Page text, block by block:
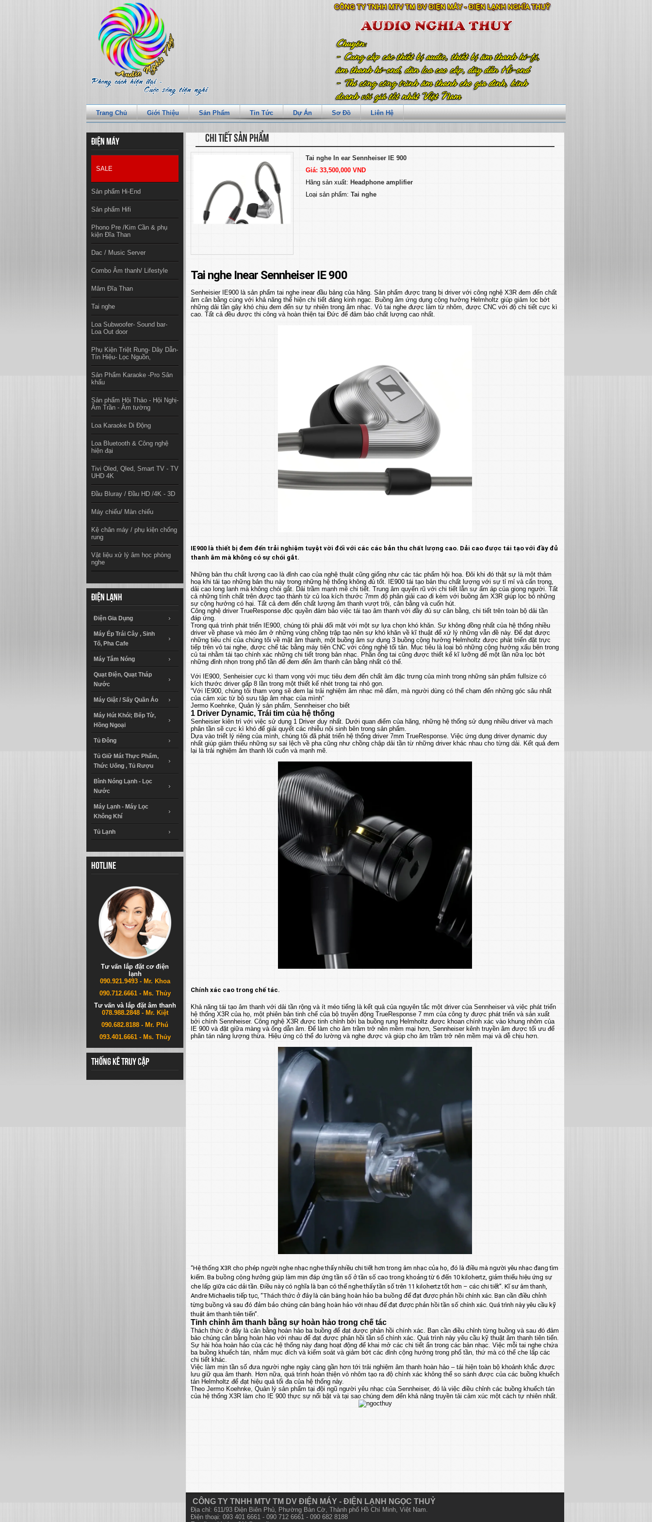
Trang Chủ Giới Thiệu Sản Phẩm Tin Tức Dự Án Sơ Đồ Liên Hệ
Điện máy
SALE
Sản phẩm Hi-End
Sản phẩm Hifi
Phono Pre /Kim Cần & phụ
kiện Đĩa Than
Dac / Music Server
Combo Âm thanh/ Lifestyle
Mâm Đĩa Than
Tai nghe
Loa Subwoofer- Sound bar-
Loa Out door
Phụ Kiện Triệt Rung- Dây Dẫn-
Tín Hiệu- Lọc Nguồn,
Sản Phẩm Karaoke -Pro Sân
khấu
Sản phẩm Hội Thảo - Hội Nghị-
Âm Trần - Âm tường
Loa Karaoke Di Động
Loa Bluetooth & Công nghệ
hiện đại
Tivi Oled, Qled, Smart TV - TV
UHD 4K
Đầu Bluray / Đầu HD /4K - 3D
Máy chiếu/ Màn chiếu
Kệ chân máy / phụ kiện chống
rung
Vật liệu xử lý âm học phòng
nghe
Điện lạnh
Điện Gia Dụng
Máy Ép Trái Cây , Sinh
Tố, Pha Cafe
Máy Tắm Nóng
Quạt Điện, Quạt Tháp
Nước
Máy Giặt / Sấy Quần Áo
Máy Hút Khói; Bếp Từ,
Hồng Ngoại
Tủ Đông
Tủ Giữ Mát Thực Phẩm,
Thức Uống , Tủ Rượu
Bình Nóng Lạnh - Lọc
Nước
Máy Lạnh - Máy Lọc
Không Khí
Tủ Lạnh
Hotline
Tư vấn lắp đặt cơ điện
lạnh
090.921.9493 - Mr. Khoa
090.712.6661 - Ms. Thủy
Tư vấn và lắp đặt âm thanh
078.988.2848 - Mr. Kiệt
090.682.8188 - Mr. Phú
093.401.6661 - Ms. Thủy
Thống kê truy cập
CHI TIẾT SẢN PHẨM
Tai nghe In ear Sennheiser IE 900
Giá: 33,500,000 VND
Hãng sản xuất: Headphone amplifier
Loại sản phẩm: Tai nghe
Tai nghe Inear Sennheiser IE 900
Senheisier IE900 là sản phẩm tai nghe inear đầu bảng của hãng. Sản phẩm được trang bị driver với công nghệ X3R đem đến chất
âm cân bằng cùng với khả năng thể hiện chi tiết đáng kinh ngạc. Buồng âm ứng dụng cộng hưởng Helmholtz giúp giảm lọc bớt
những dải tần gây khó chịu đem đến sự tự nhiên trong âm nhạc. Vỏ tai nghe được làm từ nhôm, được CNC với độ chi tiết cực kì
cao. Tất cả đều được thi công và hoàn thiện tại Đức để đảm bảo chất lượng cao nhất.
IE900 là thiết bị đem đến trải nghiệm tuyệt vời đối với các các bản thu chất lượng cao. Dải cao được tái tạo với đầy đủ
thanh âm mà không có sự chói gắt.
Những bản thu chất lượng cao là đỉnh cao của nghệ thuật cũng giống như các tác phẩm hội hoạ. Đôi khi đó thật sự là một thảm
hoạ khi tái tạo những bản thu này trong những hệ thống không đủ tốt. IE900 tái tạo bản thu chất lượng với sự tỉ mỉ và cẩn trọng,
dải cao long lanh mà không chói gắt. Dải trầm mạnh mẽ chi tiết. Trung âm quyến rũ với chi tiết lẫn sự ấm áp của giọng người. Tất
cả những tính chất trên được tạo thành từ củ loa kích thước 7mm độ phân giải cao đi kèm với buồng âm X3R giúp lọc bỏ những
sự cộng hưởng có hại. Tất cả đem đến chất lượng âm thanh vượt trôị, cân bằng và cuốn hút.
Công nghệ driver TrueResponse độc quyền đảm bảo việc tái tạo âm thanh với đầy đủ sự cân bằng, chi tiết trên toàn bộ dải tần
đáp ứng.
Trong quá trình phát triển IE900, chúng tôi phải đối mặt với một sự lựa chọn khó khăn. Sự không đồng nhất của hệ thống nhiều
driver về phase và méo âm ở những vùng chồng trập tạo nên sự khó khăn về kĩ thuật để xử lý những vẫn đề này. Để đạt được
những tiêu chí của chúng tôi về mặt âm thanh, một buồng âm sự dụng 3 buồng cộng hưởng Helmholtz được phát triển đặt trực
tiếp trên vỏ tai nghe, được chế tác bằng máy tiện CNC với công nghệ tối tân. Mục tiêu là loại bỏ những cộng hưởng xấu bên trong
củ tai nhằm tái tạo chính xác những chi tiết trong bản nhạc. Phần ống tai cũng được thiết kế kĩ lưỡng để một lần nữa lọc bớt
những đỉnh nhọn trong phổ tần để đem đến âm thanh cân bằng nhất có thể.
Với IE900, Senheisier cực kì tham vọng với mục tiêu đem đến chất âm đặc trưng của mình trong những sản phẩm fullsize có
kích thước driver gấp 8 lần trong một thiết kế nhét trong tai nhỏ gọn.
“Với IE900, chúng tôi tham vọng sẽ đem lại trải nghiệm âm nhạc mê đắm, mà người dùng có thể chạm đến những góc sâu nhất
của cảm xúc từ bộ sưu tập âm nhạc của mình“
Jermo Koehnke, Quản lý sản phẩm, Sennheiser cho biết
1 Driver Dynamic, Trái tim của hệ thống
Senheisier kiên trì với việc sử dụng 1 Driver duy nhất. Dưới quan điểm của hãng, những hệ thống sử dụng nhiều driver và mạch
phân tần sẽ cực kì khó để giải quyết các nhiễu nội sinh bên trong sản phẩm.
Dựa vào triết lý riêng của mình, chúng tôi đã phát triển hệ thống driver 7mm TrueResponse. Việc ứng dụng driver dynamic duy
nhất giúp giảm thiểu những sự sai lệch về pha cũng như chồng chập dải tần từ những driver khác nhau cho từng dải. Kết quả đem
lại là trải nghiệm âm thanh lôi cuốn và mạnh mẽ.
Chính xác cao trong chế tác.
Khả năng tái tạo âm thanh với dải tần rộng và ít méo tiếng là kết quả của nguyên tắc một driver của Sennheiser và việc phát triển
hệ thống X3R của họ, một phiên bản tinh chế của bộ truyền động TrueResponse 7 mm của công ty được phát triển và sản xuất
bởi chính Sennheiser. Công nghệ X3R được tinh chỉnh bởi ba buồng rung Helmholtz được khoan chính xác vào khung nhôm của
IE 900 và đặt giữa màng và ống dẫn âm. Để làm cho âm trầm trở nên mềm mại hơn, Sennheiser kênh truyền âm được tối ưu để
phân tán năng lượng thừa. Hiệu ứng có thể đo lường và nghe được và giúp cho âm trầm trở nên mềm mại và dễ chịu hơn.
“Hệ thống X3R cho phép người nghe nhạc nghe thấy nhiều chi tiết hơn trong âm nhạc của họ, đó là điều mà người yêu nhạc đang tìm
kiếm. Ba buồng cộng hưởng giúp làm mịn đáp ứng tần số ở tần số cao trong khoảng từ 6 đến 10 kilohertz, giảm thiểu hiệu ứng sự
che lấp giữa các dải tần. Điều này có nghĩa là bạn có thể nghe thấy tần số trên 11 kilohertz tốt hơn – các chi tiết”. Kĩ sư âm thanh,
Andre Michaelis tiếp tục, “Thách thức ở đây là cân bằng hoàn hảo ba buồng để đạt được phản hồi chính xác. Bạn cần điều chỉnh
từng buồng và sau đó đảm bảo chúng cân bằng hoàn hảo với nhau để đạt được phản hồi tần số chính xác. Quá trình này yêu cầu kỹ
thuật âm thanh tiên tiến”.
Tinh chỉnh âm thanh bằng sự hoàn hảo trong chế tác
Thách thức ở đây là cân bằng hoàn hảo ba buồng để đạt được phản hồi chính xác. Bạn cần điều chỉnh từng buồng và sau đó đảm
bảo chúng cân bằng hoàn hảo với nhau để đạt được phản hồi tần số chính xác. Quá trình này yêu cầu kỹ thuật âm thanh tiên tiến.
Sự hài hòa hoàn hảo của các hệ thống này đang hoạt động để khai mở các chi tiết ẩn trong các bản nhạc. Việc mỗi tai nghe chứa
ba buồng khuếch tán, nhắm mục đích và kiểm soát và giảm bớt các đỉnh cộng hưởng trong phổ tần, thứ mà có thể che lấp các
chi tiết khác.
Việc làm mịn tần số đưa người nghe ngày càng gần hơn tới trải nghiệm âm thanh hoàn hảo – tái hiện toàn bộ khoảnh khắc được
lưu giữ qua âm thanh. Hơn nữa, quá trình hoàn thiện vỏ nhôm tạo ra độ chính xác không thể so sánh được của các buồng khuếch
tán Helmholtz để đạt hiệu quả tối đa của hệ thống này.
Theo Jermo Koehnke, Quản lý sản phẩm tại đội ngũ người yêu nhạc của Sennheiser, đó là việc điều chỉnh các buồng khuếch tán
của hệ thống X3R làm cho IE 900 thực sự nổi bật và tại sao chúng đem đến khả năng truyền tải cảm xúc một cách tự nhiên nhất.
CÔNG TY TNHH MTV TM DV ĐIỆN MÁY - ĐIỆN LẠNH NGỌC THUỶ
Địa chỉ: 611/93 Điện Biên Phủ, Phường Bàn Cờ, Thành phố Hồ Chí Minh, Việt Nam.
Điện thoại: 093 401 6661 - 090 712 6661 - 090 682 8188